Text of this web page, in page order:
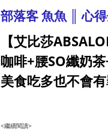
部落客 魚魚 ║ 心
【艾比莎
咖啡+腰SO纖奶
美食吃多也不會有
<繼續閱讀>